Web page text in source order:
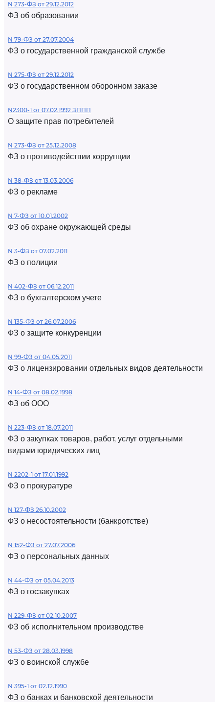
N 273-ФЗ от 29.12.2012
ФЗ об образовании
N 79-ФЗ от 27.07.2004
ФЗ о государственной гражданской службе
N 275-ФЗ от 29.12.2012
ФЗ о государственном оборонном заказе
N2300-1 от 07.02.1992 ЗППП
О защите прав потребителей
N 273-ФЗ от 25.12.2008
ФЗ о противодействии коррупции
N 38-ФЗ от 13.03.2006
ФЗ о рекламе
N 7-ФЗ от 10.01.2002
ФЗ об охране окружающей среды
N 3-ФЗ от 07.02.2011
ФЗ о полиции
N 402-ФЗ от 06.12.2011
ФЗ о бухгалтерском учете
N 135-ФЗ от 26.07.2006
ФЗ о защите конкуренции
N 99-ФЗ от 04.05.2011
ФЗ о лицензировании отдельных видов деятельности
N 14-ФЗ от 08.02.1998
ФЗ об ООО
N 223-ФЗ от 18.07.2011
ФЗ о закупках товаров, работ, услуг отдельными
видами юридических лиц
N 2202-1 от 17.01.1992
ФЗ о прокуратуре
N 127-ФЗ 26.10.2002
ФЗ о несостоятельности (банкротстве)
N 152-ФЗ от 27.07.2006
ФЗ о персональных данных
N 44-ФЗ от 05.04.2013
ФЗ о госзакупках
N 229-ФЗ от 02.10.2007
ФЗ об исполнительном производстве
N 53-ФЗ от 28.03.1998
ФЗ о воинской службе
N 395-1 от 02.12.1990
ФЗ о банках и банковской деятельности